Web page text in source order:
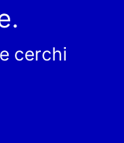
cerchi